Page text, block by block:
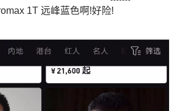
1T 远峰蓝色啊!好险!